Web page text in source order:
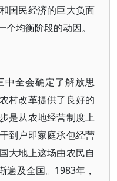
国民经济的巨大负面
均衡阶段的动因。
中全会确定了解放思
村改革提供了良好的
是从农地经营制度上
到户即家庭承包经营
大地上这场由农民自
遍及全国。1983年，